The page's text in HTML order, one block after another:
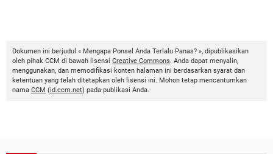
Dokumen ini berjudul « Mengapa Ponsel Anda Terlalu Panas? », dipublikasikan
oleh pihak CCM di bawah lisensi Creative Commons. Anda dapat menyalin,
menggunakan, dan memodifikasi konten halaman ini berdasarkan syarat dan
ketentuan yang telah ditetapkan oleh lisensi ini. Mohon tetap mencantumkan
nama CCM (id.ccm.net) pada publikasi Anda.